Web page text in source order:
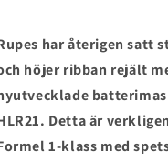
har återigen satt
höjer ribban rejält
Detta är
1-klass med